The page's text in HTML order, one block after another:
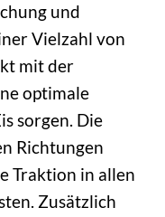
und
Vielzahl von
mit der
optimale
sorgen. Die
Richtungen
Traktion in allen
Zusätzlich